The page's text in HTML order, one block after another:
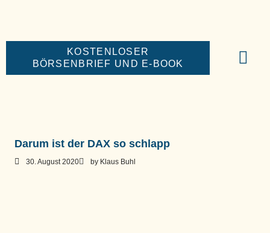
KOSTENLOSER
BÖRSENBRIEF UND E-BOOK
Darum ist der DAX so schlapp
30. August 2020 by Klaus Buhl